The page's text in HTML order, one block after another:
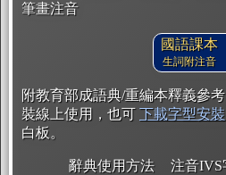
筆畫注音
國語課本
生詞附注音
附教育部成語典/重編本釋義參
裝線上使用，也可 下載字型安裝
白板。
辭典使用方法 注音IVS